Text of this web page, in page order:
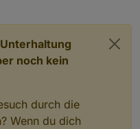
noch kein
durch die
Wenn du dich